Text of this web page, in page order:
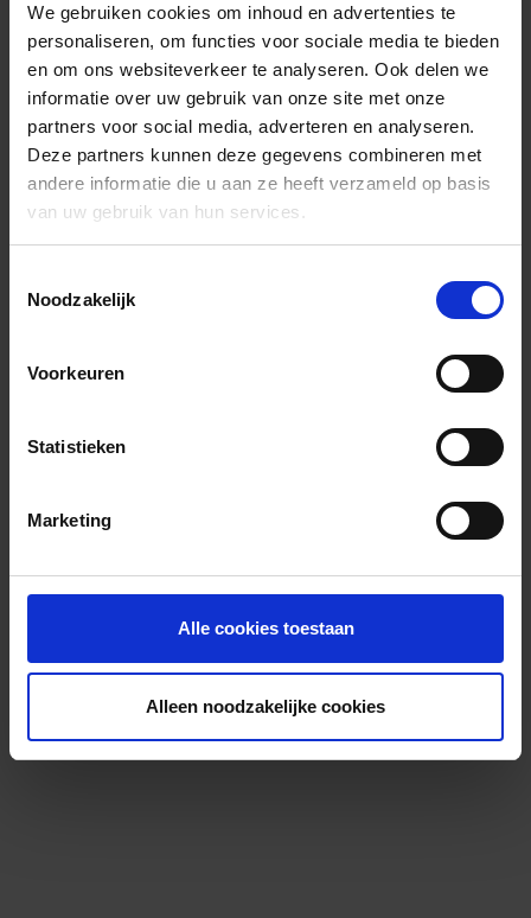
We gebruiken cookies om inhoud en advertenties te
personaliseren, om functies voor sociale media te bieden
en om ons websiteverkeer te analyseren. Ook delen we
informatie over uw gebruik van onze site met onze
partners voor social media, adverteren en analyseren.
Deze partners kunnen deze gegevens combineren met
andere informatie die u aan ze heeft verzameld op basis
van uw gebruik van hun services.
Noodzakelijk
Voorkeuren
Statistieken
Marketing
Alle cookies toestaan
Alleen noodzakelijke cookies